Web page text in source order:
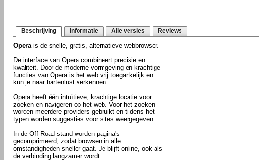
Beschrijving Informatie Alle versies Reviews
Operais de snelle, gratis, alternatieve webbrowser.
De interface van Opera combineert precisie en
kwaliteit. Door de moderne vormgeving en krachtige
functies van Opera is het web vrij toegankelijk en
kun je naar hartenlust verkennen.
Opera heeft één intuïtieve, krachtige locatie voor
zoeken en navigeren op het web. Voor het zoeken
worden meerdere providers gebruikt en tijdens het
typen worden suggesties voor sites weergegeven.
In de Off-Road-stand worden pagina's
gecomprimeerd, zodat browsen in alle
omstandigheden sneller gaat. Je blijft online, ook als
de verbinding langzamer wordt.